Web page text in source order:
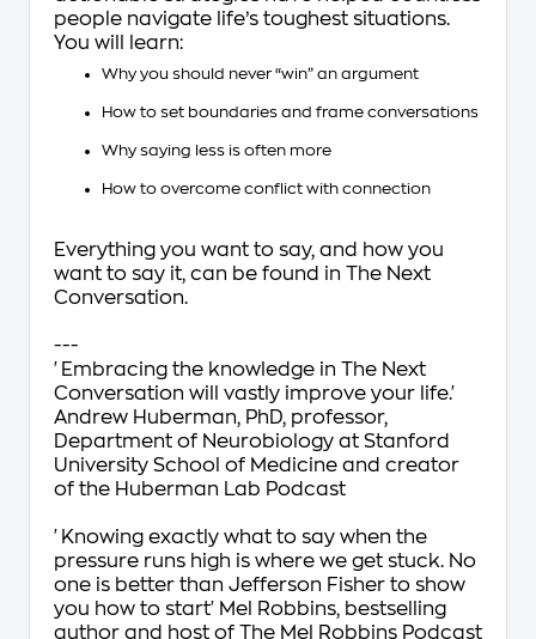
people navigate life’s toughest situations.
You will learn:
Why you should never “win” an argument
How to set boundaries and frame conversations
Why saying less is often more
How to overcome conflict with connection
Everything you want to say, and how you
want to say it, can be found in The Next
Conversation.
---
'Embracing the knowledge in The Next
Conversation will vastly improve your life.'
Andrew Huberman, PhD, professor,
Department of Neurobiology at Stanford
University School of Medicine and creator
of the Huberman Lab Podcast
'Knowing exactly what to say when the
pressure runs high is where we get stuck. No
one is better than Jefferson Fisher to show
you how to start' Mel Robbins, bestselling
author and host of The Mel Robbins Podcast